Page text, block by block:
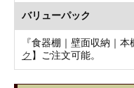
バリューパック
『食器棚｜壁面収納｜
ク 】ご注文可能。